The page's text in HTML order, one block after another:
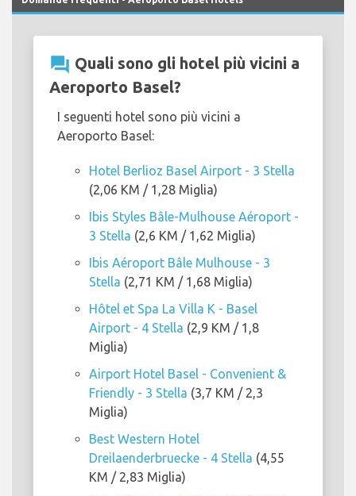
question_answer Quali sono gli hotel più vicini a
Aeroporto Basel?
I seguenti hotel sono più vicini a
Aeroporto Basel:
Hotel Berlioz Basel Airport - 3 Stella
(2,06 KM / 1,28 Miglia)
Ibis Styles Bâle-Mulhouse Aéroport -
3 Stella (2,6 KM / 1,62 Miglia)
Ibis Aéroport Bâle Mulhouse - 3
Stella (2,71 KM / 1,68 Miglia)
Hôtel et Spa La Villa K - Basel
Airport - 4 Stella (2,9 KM / 1,8
Miglia)
Airport Hotel Basel - Convenient &
Friendly - 3 Stella (3,7 KM / 2,3
Miglia)
Best Western Hotel
Dreilaenderbruecke - 4 Stella (4,55
KM / 2,83 Miglia)